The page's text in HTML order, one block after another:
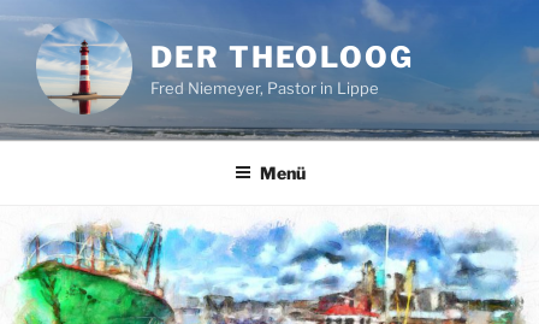
Inhalt
springen
DER THEOLOOG
Fred Niemeyer, Pastor in Lippe
Menü